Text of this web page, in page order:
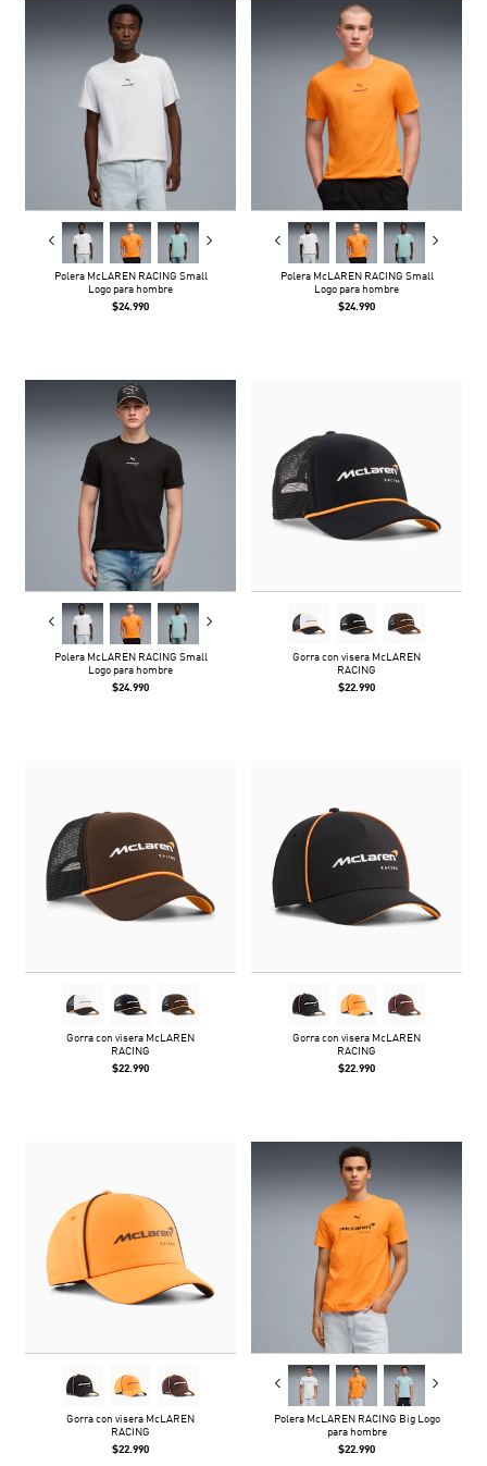
Polera McLAREN RACING Small
Logo para hombre
$24.990
Polera McLAREN RACING Small
Logo para hombre
$24.990
Polera McLAREN RACING Small
Logo para hombre
$24.990
Gorra con visera McLAREN
RACING
$22.990
Gorra con visera McLAREN
RACING
$22.990
Gorra con visera McLAREN
RACING
$22.990
Gorra con visera McLAREN
RACING
$22.990
Polera McLAREN RACING Big Logo
para hombre
$22.990